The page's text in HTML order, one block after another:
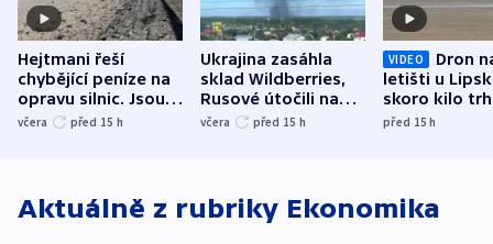
Hejtmani řeší
chybějící peníze na
opravu silnic. Jsou
nenárokové, namítá
včera před 15 h
Ukrajina zasáhla
sklad Wildberries,
Rusové útočili na
trh, hasiče či
včera před 15 h
VIDEO
Dron
letišti u
skoro kilo
indicie
před 15h
Aktuálně z rubriky Ekonomika